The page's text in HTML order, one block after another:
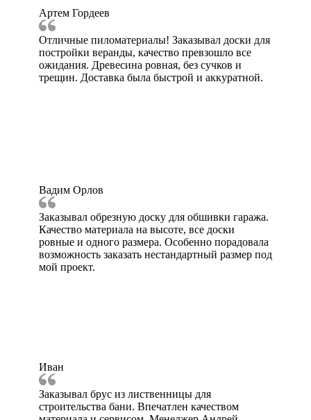
Артем Гордеев
Отличные пиломатериалы! Заказывал доски для
постройки веранды, качество превзошло все
ожидания. Древесина ровная, без сучков и
трещин. Доставка была быстрой и аккуратной.
Вадим Орлов
Заказывал обрезную доску для обшивки гаража.
Качество материала на высоте, все доски
ровные и одного размера. Особенно порадовала
возможность заказать нестандартный размер под
мой проект.
Иван
Заказывал брус из лиственницы для
строительства бани. Впечатлен качеством